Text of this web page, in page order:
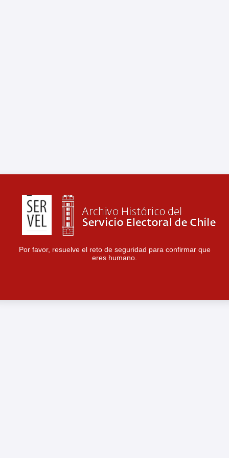
Por favor, resuelve el reto de seguridad para confirmar que
eres humano.